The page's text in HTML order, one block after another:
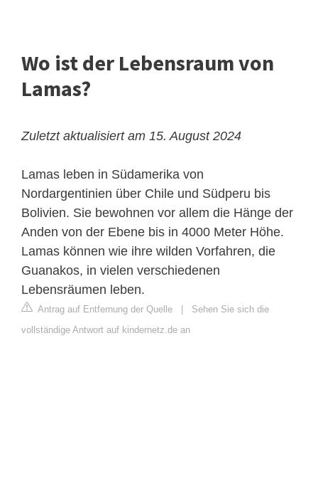
Wo ist der Lebensraum von
Lamas?
Zuletzt aktualisiert am 15. August 2024
Lamas leben in Südamerika von
Nordargentinien über Chile und Südperu bis
Bolivien. Sie bewohnen vor allem die Hänge der
Anden von der Ebene bis in 4000 Meter Höhe.
Lamas können wie ihre wilden Vorfahren, die
Guanakos, in vielen verschiedenen
Lebensräumen leben.
Antrag auf Entfernung der Quelle
Sehen Sie sich die
vollständige Antwort auf kindernetz.de an